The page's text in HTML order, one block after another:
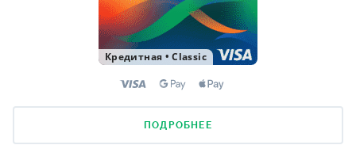
Кредитная •Classic
ПОДРОБНЕЕ